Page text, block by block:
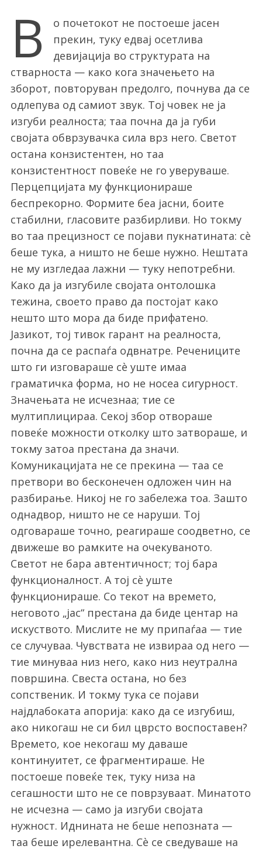
В
о почетокот не постоеше јасен
прекин, туку едвај осетлива
девијација во структурата на
стварноста — како кога значењето на
зборот, повторуван предолго, почнува да се
одлепува од самиот звук. Тој човек не ја
изгуби реалноста; таа почна да ја губи
својата обврзувачка сила врз него. Светот
остана конзистентен, но таа
конзистентност повеќе не го уверуваше.
Перцепцијата му функционираше
беспрекорно. Формите беа јасни, боите
стабилни, гласовите разбирливи. Но токму
во таа прецизност се појави пукнатината: сè
беше тука, а ништо не беше нужно. Нештата
не му изгледаа лажни — туку непотребни.
Како да ја изгубиле својата онтолошка
тежина, своето право да постојат како
нешто што мора да биде прифатено.
Јазикот, тој тивок гарант на реалноста,
почна да се распаѓа одвнатре. Речениците
што ги изговараше сè уште имаа
граматичка форма, но не носеа сигурност.
Значењата не исчезнаа; тие се
мултиплицираа. Секој збор отвораше
повеќе можности отколку што затвораше, и
токму затоа престана да значи.
Комуникацијата не се прекина — таа се
претвори во бесконечен одложен чин на
разбирање. Никој не го забележа тоа. Зашто
однадвор, ништо не се наруши. Тој
одговараше точно, реагираше соодветно, се
движеше во рамките на очекуваното.
Светот не бара автентичност; тој бара
функционалност. А тој сè уште
функционираше. Со текот на времето,
неговото „јас“ престана да биде центар на
искуството. Мислите не му припаѓаа — тие
се случуваа. Чувствата не извираа од него —
тие минуваа низ него, како низ неутрална
површина. Свеста остана, но без
сопственик. И токму тука се појави
најдлабоката апорија: како да се изгубиш,
ако никогаш не си бил цврсто воспоставен?
Времето, кое некогаш му даваше
континуитет, се фрагментираше. Не
постоеше повеќе тек, туку низа на
сегашности што не се поврзуваат. Минатото
не исчезна — само ја изгуби својата
нужност. Иднината не беше непозната —
таа беше ирелевантна. Сè се сведуваше на